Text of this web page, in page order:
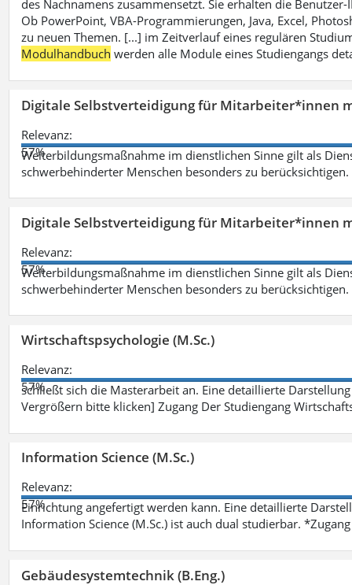
des Nachnamens zusammensetzt. Sie erhalten die
Ob PowerPoint, VBA-Programmierungen, Java, Excel,
zu neuen Themen. [...] im Zeitverlauf eines regulären
Modulhandbuch werden alle Module eines Studiengangs
Digitale Selbstverteidigung für Mitarbeiter*innen
Relevanz:
57%
Weiterbildungsmaßnahme im dienstlichen Sinne gilt als
schwerbehinderter Menschen besonders zu berücksichtigen.
Digitale Selbstverteidigung für Mitarbeiter*innen
Relevanz:
57%
Weiterbildungsmaßnahme im dienstlichen Sinne gilt als
schwerbehinderter Menschen besonders zu berücksichtigen.
Wirtschaftspsychologie (M.Sc.)
Relevanz:
57%
schließt sich die Masterarbeit an. Eine detaillierte
Vergrößern bitte klicken] Zugang Der Studiengang
Information Science (M.Sc.)
Relevanz:
57%
Einrichtung angefertigt werden kann. Eine detaillierte
Information Science (M.Sc.) ist auch dual studierbar.
Gebäudesystemtechnik (B.Eng.)